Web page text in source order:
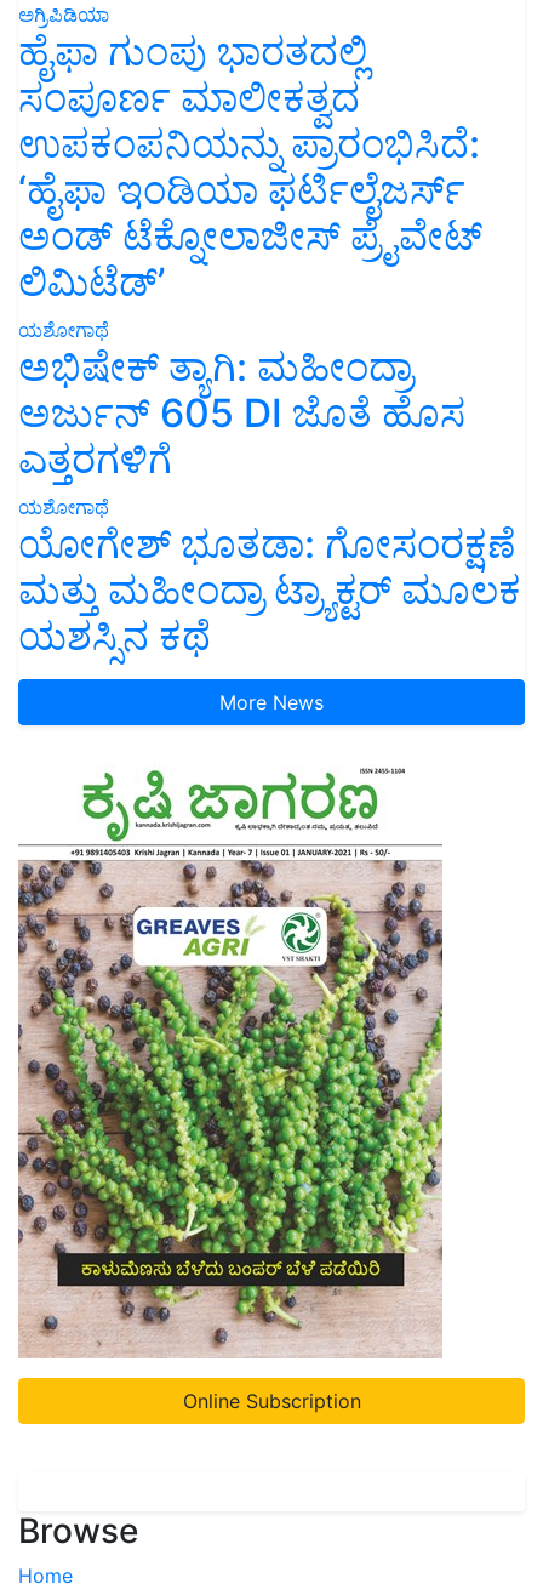
ಅಗ್ರಿಪಿಡಿಯಾ
ಹೈಫಾ ಗುಂಪು ಭಾರತದಲ್ಲಿ
ಸಂಪೂರ್ಣ ಮಾಲೀಕತ್ವದ
ಉಪಕಂಪನಿಯನ್ನು ಪ್ರಾರಂಭಿಸಿದೆ:
‘ಹೈಫಾ ಇಂಡಿಯಾ ಫರ್ಟಿಲೈಜರ್ಸ್
ಅಂಡ್ ಟೆಕ್ನೋಲಾಜೀಸ್ ಪ್ರೈವೇಟ್
ಲಿಮಿಟೆಡ್’
ಯಶೋಗಾಥೆ
ಅಭಿಷೇಕ್ ತ್ಯಾಗಿ: ಮಹೀಂದ್ರಾ
ಅರ್ಜುನ್ 605 DI ಜೊತೆ ಹೊಸ
ಎತ್ತರಗಳಿಗೆ
ಯಶೋಗಾಥೆ
ಯೋಗೇಶ್ ಭೂತಡಾ: ಗೋಸಂರಕ್ಷಣೆ
ಮತ್ತು ಮಹೀಂದ್ರಾ ಟ್ರ್ಯಾಕ್ಟರ್ ಮೂಲಕ
ಯಶಸ್ಸಿನ ಕಥೆ
More News
Online Subscription
Browse
Home